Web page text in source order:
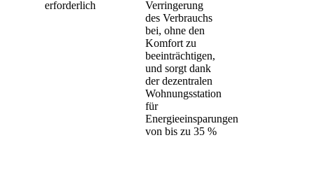
erforderlich
Verringerung
des Verbrauchs
bei, ohne den
Komfort zu
beeinträchtigen,
und sorgt dank
der dezentralen
Wohnungsstation
für
Energieeinsparungen
von bis zu 35 %